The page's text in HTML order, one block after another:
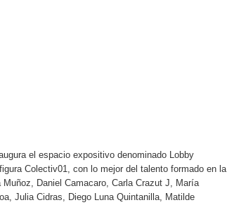
el espacio expositivo denominado Lobby
Colectiv01, con lo mejor del talento formado en la
Daniel Camacaro, Carla Crazut J, María
Julia Cidras, Diego Luna Quintanilla, Matilde